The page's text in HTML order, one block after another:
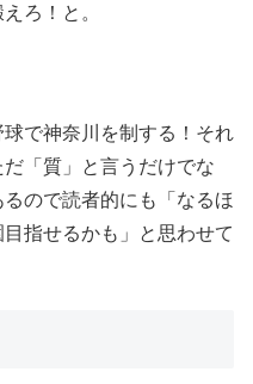
ろ！と。
で神奈川を制する！それ
「質」と言うだけでな
ので読者的にも「なるほ
指せるかも」と思わせて